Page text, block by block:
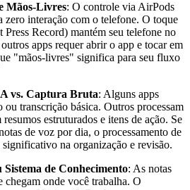
Mãos-Livres: O controle via AirPods
zero interação com o telefone. O toque
Record) mantém seu telefone no
apps requer abrir o app e tocar em
"mãos-livres" significa para seu fluxo
vs. Captura Bruta: Alguns apps
transcrição básica. Outros processam
estruturados e itens de ação. Se
de voz por dia, o processamento de
na organização e revisão.
Sistema de Conhecimento: As notas
chegam onde você trabalha. O